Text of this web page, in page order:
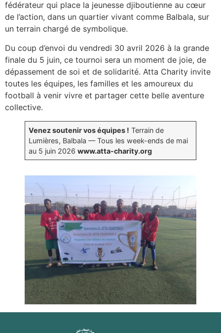
fédérateur qui place la jeunesse djiboutienne au cœur
de l’action, dans un quartier vivant comme Balbala, sur
un terrain chargé de symbolique.
Du coup d’envoi du vendredi 30 avril 2026 à la grande
finale du 5 juin, ce tournoi sera un moment de joie, de
dépassement de soi et de solidarité. Atta Charity invite
toutes les équipes, les familles et les amoureux du
football à venir vivre et partager cette belle aventure
collective.
Venez soutenir vos équipes ! Terrain de
Lumières, Balbala — Tous les week-ends de mai
au 5 juin 2026www.atta-charity.org